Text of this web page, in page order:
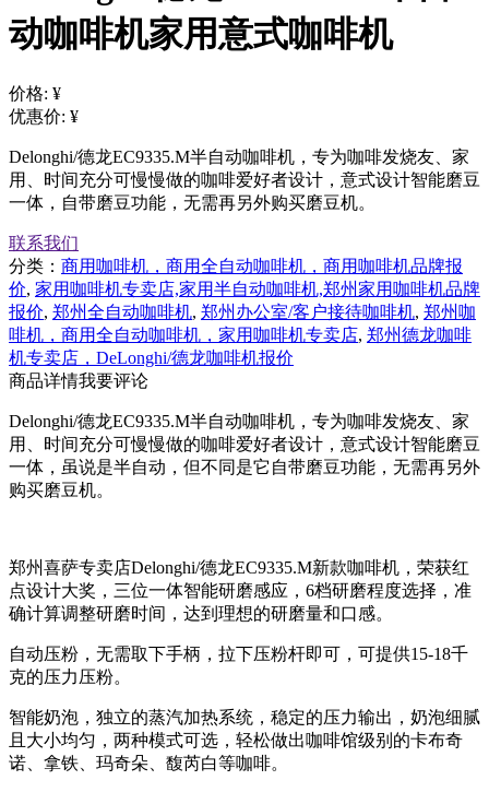
动咖啡机家用意式咖啡机
价格: ¥
优惠价: ¥
Delonghi/德龙EC9335.M半自动咖啡机，专为咖啡发烧友、家
用、时间充分可慢慢做的咖啡爱好者设计，意式设计智能磨豆
一体，自带磨豆功能，无需再另外购买磨豆机。
联系我们
分类： 商用咖啡机，商用全自动咖啡机，商用咖啡机品牌报
价, 家用咖啡机专卖店,家用半自动咖啡机,郑州家用咖啡机品牌
报价, 郑州全自动咖啡机, 郑州办公室/客户接待咖啡机, 郑州咖
啡机，商用全自动咖啡机，家用咖啡机专卖店, 郑州德龙咖啡
机专卖店，DeLonghi/德龙咖啡机报价
商品详情我要评论
Delonghi/德龙EC9335.M半自动咖啡机，专为咖啡发烧友、家
用、时间充分可慢慢做的咖啡爱好者设计，意式设计智能磨豆
一体，虽说是半自动，但不同是它自带磨豆功能，无需再另外
购买磨豆机。
郑州喜萨专卖店Delonghi/德龙EC9335.M新款咖啡机，荣获红
点设计大奖，三位一体智能研磨感应，6档研磨程度选择，准
确计算调整研磨时间，达到理想的研磨量和口感。
自动压粉，无需取下手柄，拉下压粉杆即可，可提供15-18千
克的压力压粉。
智能奶泡，独立的蒸汽加热系统，稳定的压力输出，奶泡细腻
且大小均匀，两种模式可选，轻松做出咖啡馆级别的卡布奇
诺、拿铁、玛奇朵、馥芮白等咖啡。